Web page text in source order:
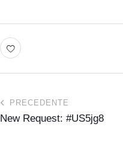
PRECEDENTE
New Request: #US5jg8